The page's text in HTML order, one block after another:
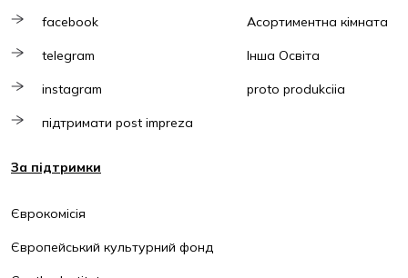
facebook
telegram
instagram
підтримати post impreza
Асортиментна кімната
Інша Освіта
proto produkciia
За підтримки
Єврокомісія
Європейський культурний фонд